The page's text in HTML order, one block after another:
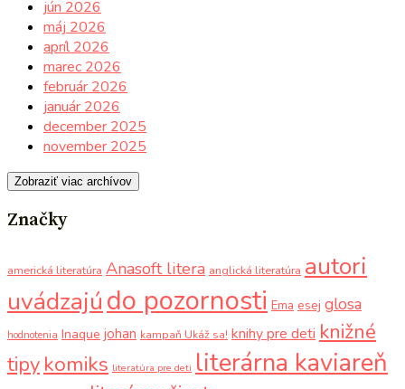
jún 2026
máj 2026
apríl 2026
marec 2026
február 2026
január 2026
december 2025
november 2025
Zobraziť viac archívov
Značky
americká literatúra Anasoft litera anglická literatúra autori
uvádzajúdo pozornosti Ema esej glosa
hodnotenia Inaque johan kampaň Ukáž sa! knihy pre deti knižné
tipy komiks literatúra pre deti literárna kaviareň